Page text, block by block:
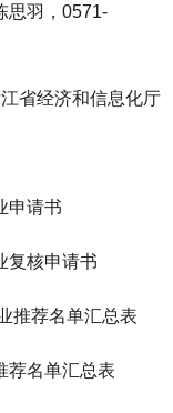
思羽，0571-
省经济和信息化厅
申请书
复核申请书
推荐名单汇总表
荐名单汇总表